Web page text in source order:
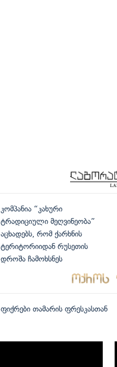
კომპანია “კახური
ტრადიციული მეღვინეობა”
აცხადებს, რომ ქარხნის
ტერიტორიიდან რუსეთის
დროშა ჩამოხსნეს
ფიქრები თამარის ფრესკასთან